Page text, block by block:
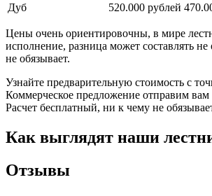
Дуб
520.000 рублей
Цены очень ориентировочны, в мире
исполнение, разница может составлять
не обязывает.
Узнайте предварительную стоимость с
Коммерческое предложение отправим
Расчет бесплатный, ни к чему не
Как выглядят наши
Отзывы